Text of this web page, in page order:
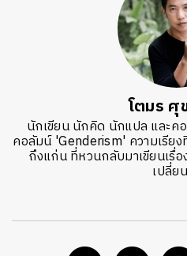
โตมร ศุ
นักเขียน นักคิด นักแปล และค
คอลัมน์ 'Genderism' ความเรีย
ถึงแก่น ที่หวนกลับมาเขียนเรื่
เปลี่ย